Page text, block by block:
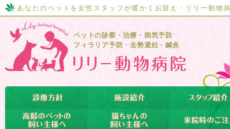
あなたのペットを女性スタッフが暖かくお迎え・リリー動物
ペットの診察・治療・病気予防
フィラリア予防・去勢避妊・鍼灸